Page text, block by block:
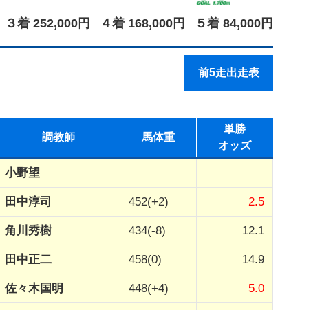
３着 252,000円 ４着 168,000円 ５着 84,000円
前5走出走表
調教師 馬体重
単勝
オッズ
小野望
田中淳司 452(+2) 2.5
角川秀樹 434(-8) 12.1
田中正二 458(0) 14.9
佐々木国明 448(+4) 5.0